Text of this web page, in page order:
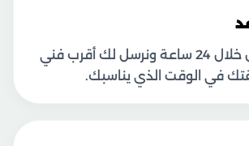
نسعى للوصول خلال 24 ساعة ونرسل لك أقرب فني
في الوقت الذي يناسبك.